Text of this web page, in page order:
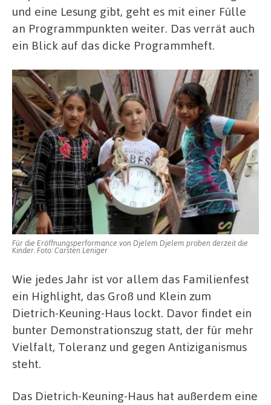
und eine Lesung gibt, geht es mit einer Fülle
an Programmpunkten weiter. Das verrät auch
ein Blick auf das dicke Programmheft.
Für die Eröffnungsperformance von Djelem Djelem proben derzeit die
Kinder. Foto: Carsten Leniger
Wie jedes Jahr ist vor allem das Familienfest
ein Highlight, das Groß und Klein zum
Dietrich-Keuning-Haus lockt. Davor findet ein
bunter Demonstrationszug statt, der für mehr
Vielfalt, Toleranz und gegen Antiziganismus
steht.
Das Dietrich-Keuning-Haus hat außerdem eine